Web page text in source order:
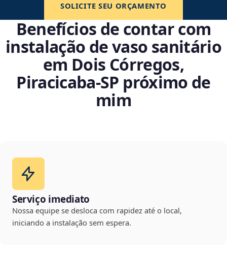
SOLICITE SEU ORÇAMENTO
Benefícios de contar com
instalação de vaso sanitário
em Dois Córregos,
Piracicaba‑SP próximo de
mim
Serviço imediato
Nossa equipe se desloca com rapidez até o local,
iniciando a instalação sem espera.